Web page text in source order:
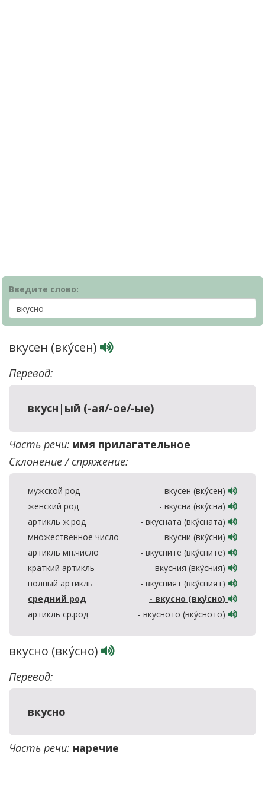
Введите слово:
вкусен (вку́сен)
Перевод:
вкусн|ый (-ая/-ое/-ые)
Часть речи: имя прилагательное
Склонение / спряжение:
мужской род
- вкусен (вку́сен)
женский род
- вкусна (вку́сна)
артикль ж.род
- вкусната (вку́сната)
множественное число
- вкусни (вку́сни)
артикль мн.число
- вкусните (вку́сните)
краткий артикль
- вкусния (вку́сния)
полный артикль
- вкусният (вку́сният)
средний род
- вкусно (вку́сно)
артикль ср.род
- вкусното (вку́сното)
вкусно (вку́сно)
Перевод:
вкусно
Часть речи: наречие